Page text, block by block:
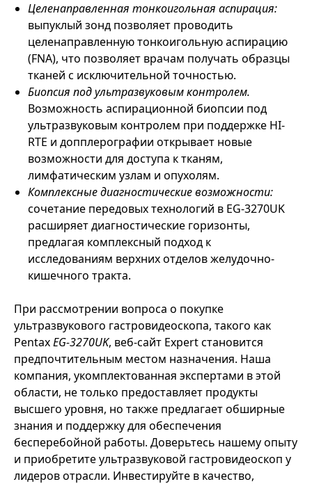
Целенаправленная тонкоигольная аспирация:
выпуклый зонд позволяет проводить
целенаправленную тонкоигольную аспирацию
(FNA), что позволяет врачам получать образцы
тканей с исключительной точностью.
Биопсия под ультразвуковым контролем.
Возможность аспирационной биопсии под
ультразвуковым контролем при поддержке HI-
RTE и допплерографии открывает новые
возможности для доступа к тканям,
лимфатическим узлам и опухолям.
Комплексные диагностические возможности:
сочетание передовых технологий в EG-3270UK
расширяет диагностические горизонты,
предлагая комплексный подход к
исследованиям верхних отделов желудочно-
кишечного тракта.
При рассмотрении вопроса о покупке
ультразвукового гастровидеоскопа, такого как
PentaxEG-3270UK, веб-сайт Expert становится
предпочтительным местом назначения. Наша
компания, укомплектованная экспертами в этой
области, не только предоставляет продукты
высшего уровня, но также предлагает обширные
знания и поддержку для обеспечения
бесперебойной работы. Доверьтесь нашему опыту
и приобретите ультразвуковой гастровидеоскоп у
лидеров отрасли. Инвестируйте в качество,